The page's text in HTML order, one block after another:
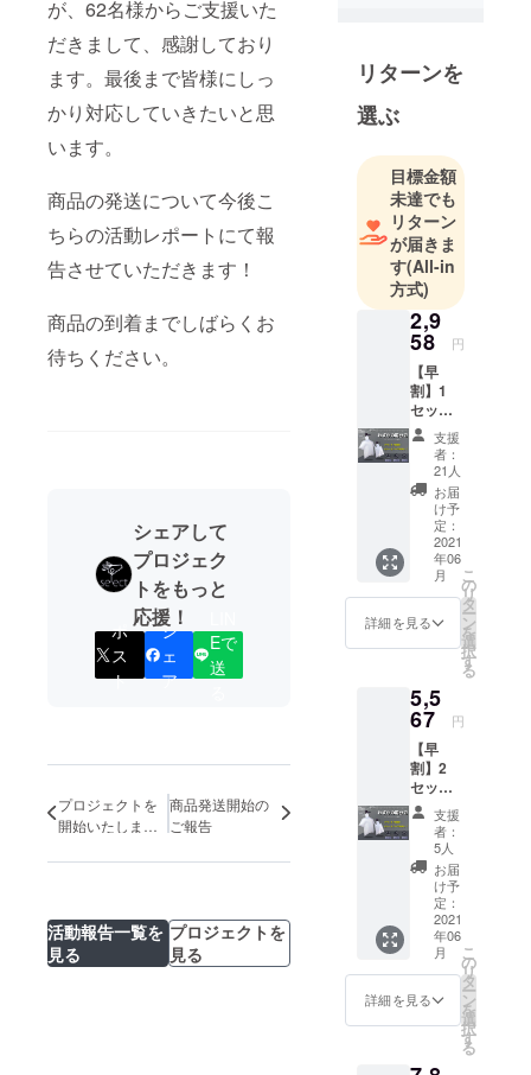
が、62名様からご支援いた
だきまして、感謝しており
ます。最後まで皆様にしっ
かり対応していきたいと思
います。
商品の発送について今後こ
ちらの活動レポートにて報
告させていただきます！
商品の到着までしばらくお
待ちください。
シェアして
プロジェク
トをもっと
応援！
ポ
ス
ト
シ
ェ
ア
Eで
送
プロジェクトを
開始いたしまし
商品発送開始の
ご報告
活動報告一覧を
見る
プロジェクトを
見る
したり、勉
ることが大
これからは
より多くの
方に様々な
分野のテッ
ク製品、面
白い製品及
びオリジナ
ル製品をご
紹介してい
きたいと思
います。皆
様日々の暮
らしが少し
でも豊にな
れば幸いで
す。
ご支援、ど
うぞよろし
くお願いい
リターンを
選ぶ
目標金額
未達でも
リターン
が届きま
す(All-in
方式)
2,9
58 円
【早
割】1
セット
15％OF
F 急速
衣類乾
燥袋 ×1
セット
特典1：
【早
割】
一般
販売予
定価格
3,480円
15％OF
F 特典
2：税・
送料込
み ※ヘ
アドラ
イヤー
が含ま
れてい
ませ
ん。
支援
者：
21人
お届
け予
定：
2021
年06
月
詳細を見る
こ
の
リ
タ
ー
ン
を
選
択
す
る
5,5
67 円
【早
割】2
セット
20％OF
F 急速
衣類乾
燥袋 ×2
セット
特典1：
【早
割】
一般
販売予
定価格
3,480円
支援
者：
5人
お届
け予
定：
2021
年06
月
詳細を見る
こ
の
リ
タ
ー
ン
を
選
択
す
る